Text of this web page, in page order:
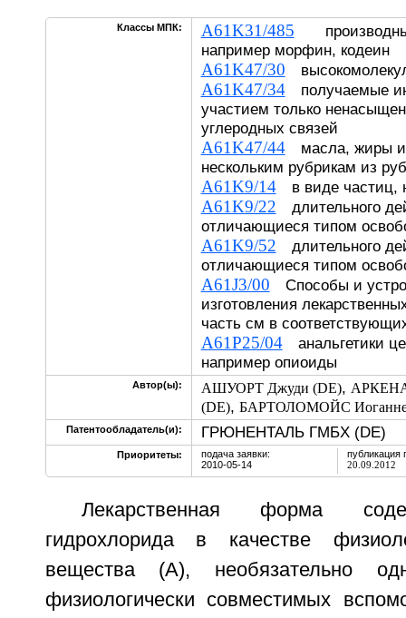
Классы МПК: A61K31/485
например морфин, кодеин
A61K47/30
A61K47/34получаемые
участием только
углеродных связей
A61K47/44масла, жиры
нескольким рубрикам из
A61K9/14в виде частиц,
A61K9/22 длительного
отличающиеся типом
A61K9/52 длительного
отличающиеся типом
A61J3/00 Способы и
изготовления
часть см в
A61P25/04анальгетики
например опиоиды
Автор(ы): АШУОРТ Джуди (DE),
(DE), БАРТОЛОМОЙС
Патентообладатель(и): ГРЮНЕНТАЛЬ ГМБХ (DE)
Приоритеты:
подача заявки:
2010-05-14
публикация
20.09.2012
Лекарственная форма
гидрохлорида в качестве
вещества (А), необязательно
физиологически совместимых